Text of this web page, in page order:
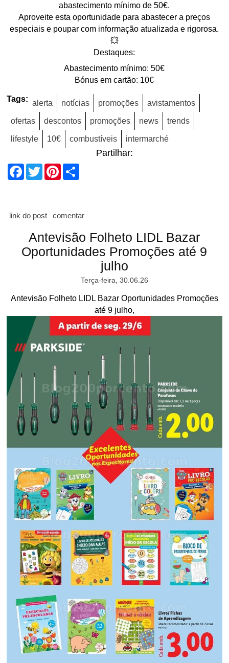
abastecimento mínimo de 50€.
Aproveite esta oportunidade para abastecer a preços
especiais e poupar com informação atualizada e rigorosa.
💥
Destaques:
Abastecimento mínimo: 50€
Bónus em cartão: 10€
Tags: alerta notícias promoções avistamentos
ofertas descontos promoções news trends
lifestyle 10€ combustíveis intermarché
Partilhar:
Facebook
TwitterPinterest
link do post comentar
Antevisão Folheto LIDL Bazar
Oportunidades Promoções até 9
julho
Terça-feira, 30.06.26
Antevisão Folheto LIDL Bazar Oportunidades Promoções
até 9 julho,